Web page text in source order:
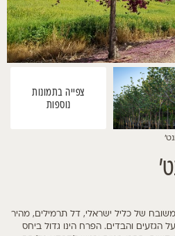
צפייה בתמונות
נוספות
משובח של כליל ישראלי, דל תרמילים, מהיר
הגזעים והבדים. הפרח הינו גדול ביחס